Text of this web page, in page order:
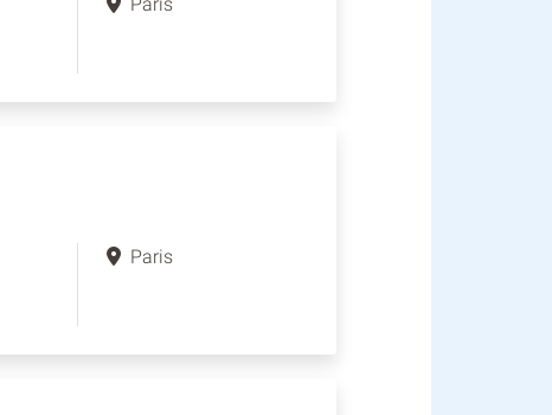
Paris